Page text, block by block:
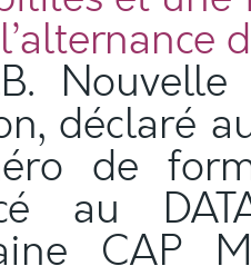
déclaré
de
au
CAP